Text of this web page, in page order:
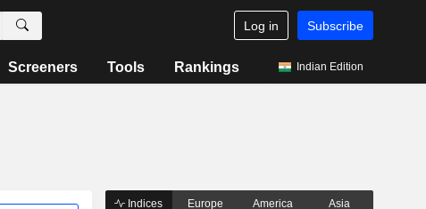
Log in Subscribe
Screeners Tools Rankings Indian Edition
Indices Europe America Asia